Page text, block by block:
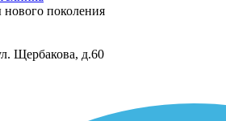
поколения
Щербакова, д.60